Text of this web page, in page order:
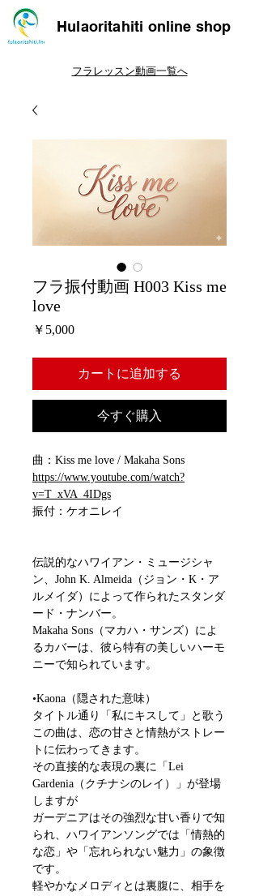
Hulaoritahiti online shop
フラレッスン動画一覧へ
フラ振付動画 H003 Kiss me
love
￥5,000価
カートに追加する
今すぐ購入
曲：Kiss me love / Makaha Sons
https://www.youtube.com/watch?
v=T_xVA_4IDgs
振付：ケオニレイ
伝説的なハワイアン・ミュージシャ
ン、John K. Almeida（ジョン・K・ア
ルメイダ）によって作られたスタンダ
ード・ナンバー。
Makaha Sons（マカハ・サンズ）によ
るカバーは、彼ら特有の美しいハーモ
ニーで知られています。
•Kaona（隠された意味）
タイトル通り「私にキスして」と歌う
この曲は、恋の甘さと情熱がストレー
トに伝わってきます​。
​その直接的な表現の裏に「Lei
Gardenia（クチナシのレイ）」が登場
します​が
ガーデニアはその強烈な甘い香りで知
られ、ハワイアンソングでは「情熱的
な恋」や「忘れられない魅力」の象徴
です。
軽やかなメロディとは裏腹に、相手を